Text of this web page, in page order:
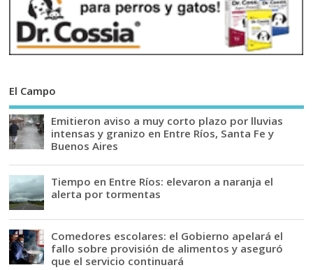
El Campo
Emitieron aviso a muy corto plazo por lluvias
intensas y granizo en Entre Ríos, Santa Fe y
Buenos Aires
Tiempo en Entre Ríos: elevaron a naranja el
alerta por tormentas
Comedores escolares: el Gobierno apelará el
fallo sobre provisión de alimentos y aseguró
que el servicio continuará